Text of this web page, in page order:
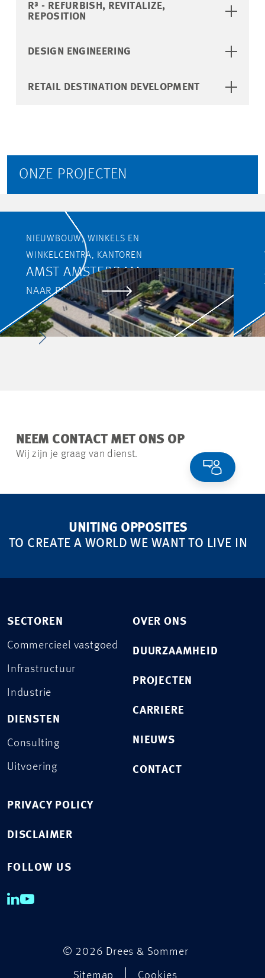
R³ - REFURBISH, REVITALIZE,
REPOSITION
DESIGN ENGINEERING
RETAIL DESTINATION DEVELOPMENT
ONZE PROJECTEN
NIEUWBOUW, WINKELS EN
WINKELCENTRA, KANTOREN
AMST AMSTERDAM
NAAR PROJECT
NEEM CONTACT MET ONS OP
Wij zijn je graag van dienst.
UNITING OPPOSITES
TO CREATE A WORLD WE WANT TO LIVE IN
SECTOREN
Commercieel vastgoed
Infrastructuur
Industrie
DIENSTEN
Consulting
Uitvoering
OVER ONS
DUURZAAMHEID
PROJECTEN
CARRIERE
NIEUWS
CONTACT
PRIVACY POLICY
DISCLAIMER
FOLLOW US
© 2026 Drees & Sommer